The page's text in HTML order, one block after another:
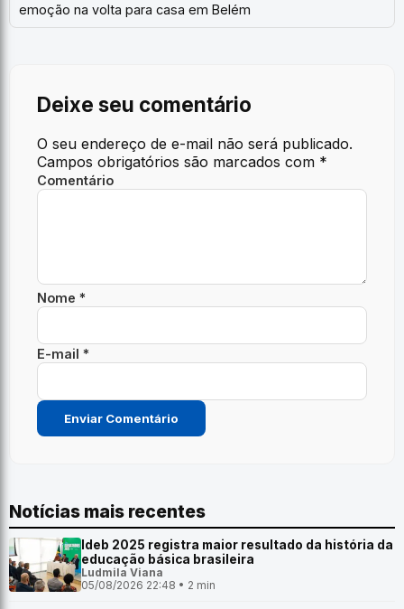
emoção na volta para casa em Belém
Deixe seu comentário
O seu endereço de e-mail não será publicado.
Campos obrigatórios são marcados com *
Comentário
Nome *
E-mail *
Notícias mais recentes
Ideb 2025 registra maior resultado da história da
educação básica brasileira
Ludmila Viana
05/08/2026 22:48 • 2 min